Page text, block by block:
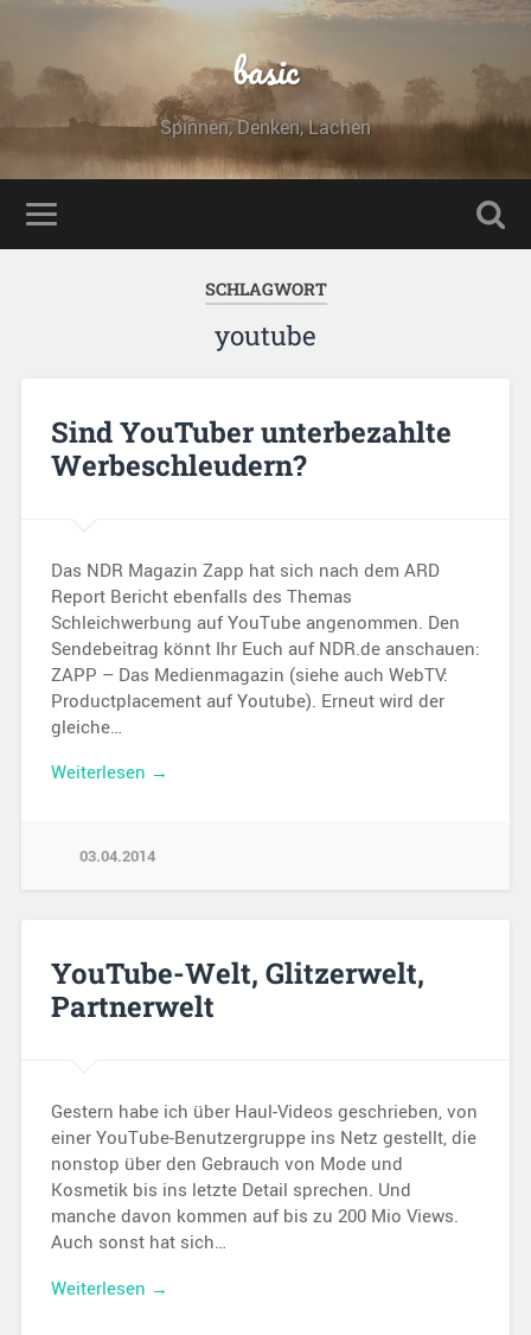
basic
Spinnen, Denken, Lachen
SCHLAGWORT
youtube
Sind YouTuber unterbezahlte
Werbeschleudern?
Das NDR Magazin Zapp hat sich nach dem ARD
Report Bericht ebenfalls des Themas
Schleichwerbung auf YouTube angenommen. Den
Sendebeitrag könnt Ihr Euch auf NDR.de anschauen:
ZAPP – Das Medienmagazin (siehe auch WebTV:
Productplacement auf Youtube). Erneut wird der
gleiche…
Weiterlesen →
03.04.2014
YouTube-Welt, Glitzerwelt,
Partnerwelt
Gestern habe ich über Haul-Videos geschrieben, von
einer YouTube-Benutzergruppe ins Netz gestellt, die
nonstop über den Gebrauch von Mode und
Kosmetik bis ins letzte Detail sprechen. Und
manche davon kommen auf bis zu 200 Mio Views.
Auch sonst hat sich…
Weiterlesen →